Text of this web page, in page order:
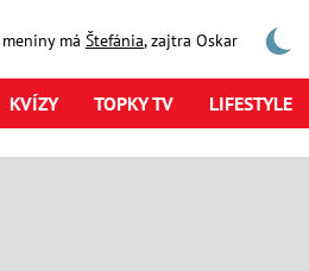
meniny má Štefánia, zajtra Oskar
KVÍZY TOPKY TV LIFESTYLE